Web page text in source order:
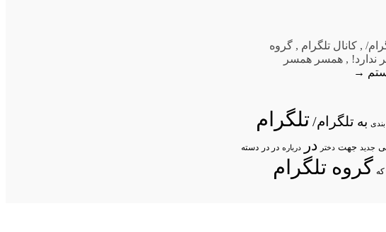
, کانال تلگرام , گروه
ندارد! , همسر همسر
→
بندی به تلگرام/ تلگرام
جدید جهت دختر در درباره در در دسته
که گروه تلگرام